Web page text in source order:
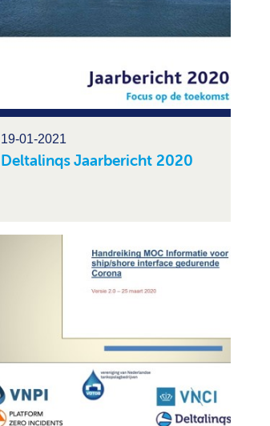
19-01-2021
Deltalinqs Jaarbericht 2020